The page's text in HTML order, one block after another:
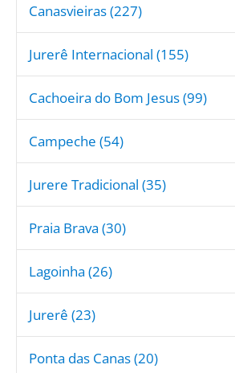
Canasvieiras (227)
Jurerê Internacional (155)
Cachoeira do Bom Jesus (99)
Campeche (54)
Jurere Tradicional (35)
Praia Brava (30)
Lagoinha (26)
Jurerê (23)
Ponta das Canas (20)